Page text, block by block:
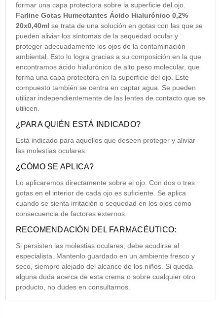
formar una capa protectora sobre la superficie del ojo.
Farline Gotas Humectantes Ácido Hialurónico 0,2%
20x0,40ml se trata de una solución en gotas con las que se
pueden aliviar los síntomas de la sequedad ocular y
proteger adecuadamente los ojos de la contaminación
ambiental. Esto lo logra gracias a su composición en la que
encontramos ácido hialurónico de alto peso molecular, que
forma una capa protectora en la superficie del ojo. Este
compuesto también se centra en captar agua. Se pueden
utilizar independientemente de las lentes de contacto que se
utilicen.
¿PARA QUIÉN ESTÁ INDICADO?
Está indicado para aquellos que deseen proteger y aliviar
las molestias oculares.
¿CÓMO SE APLICA?
Lo aplicaremos directamente sobre el ojo. Con dos o tres
gotas en el interior de cada ojo es suficiente. Se aplica
cuando se sienta irritación o sequedad en los ojos como
consecuencia de factores externos.
RECOMENDACIÓN DEL FARMACÉUTICO:
Si persisten las molestias oculares, debe acudirse al
especialista. Mantenlo guardado en un ambiente fresco y
seco, siempre alejado del alcance de los niños. Si queda
alguna duda acerca de esta crema o sobre cualquier otro
producto, no dudes en consultarnos.